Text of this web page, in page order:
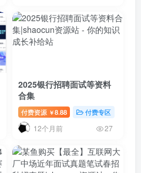
2025银行招聘面试等资料
合集
付费资源 ￥8.88 付费专区
12个月前 27